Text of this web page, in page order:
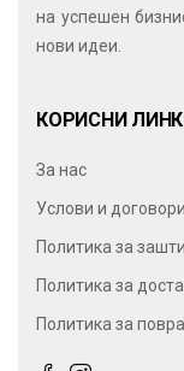
на успешен
нови идеи.
КОРИСНИ
За нас
Услови и договори
Политика за
Политика за
Политика за